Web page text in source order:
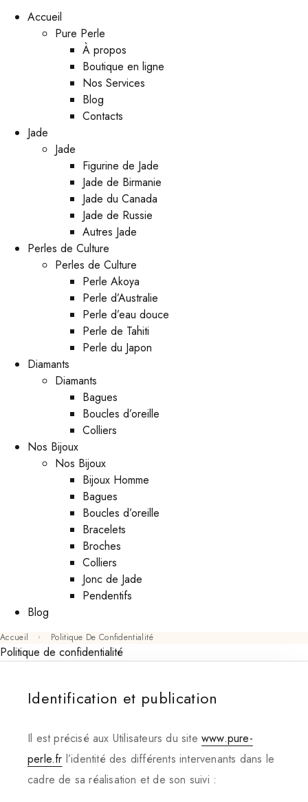
Accueil
Pure Perle
À propos
Boutique en ligne
Nos Services
Blog
Contacts
Jade
Jade
Figurine de Jade
Jade de Birmanie
Jade du Canada
Jade de Russie
Autres Jade
Perles de Culture
Perles de Culture
Perle Akoya
Perle d’Australie
Perle d’eau douce
Perle de Tahiti
Perle du Japon
Diamants
Diamants
Bagues
Boucles d’oreille
Colliers
Nos Bijoux
Nos Bijoux
Bijoux Homme
Bagues
Boucles d’oreille
Bracelets
Broches
Colliers
Jonc de Jade
Pendentifs
Blog
Accueil Politique De Confidentialité
Politique de confidentialité
Identification et publication
Il est précisé aux Utilisateurs du site www.pure-
perle.fr l’identité des différents intervenants dans le
cadre de sa réalisation et de son suivi :